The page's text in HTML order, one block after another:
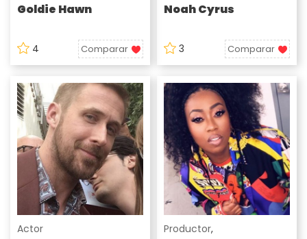
Goldie Hawn
4 Comparar
Noah Cyrus
3 Comparar
Actor Productor,